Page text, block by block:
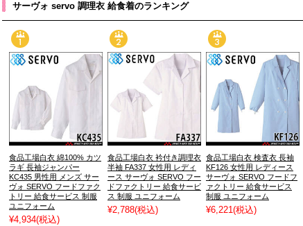
サーヴォ servo 調理衣 給食着のランキング
食品工場白衣 綿100% カツ
ラギ 長袖ジャンパー
KC435 男性用 メンズ サー
ヴォ SERVO フードファク
トリー 給食サービス 制服
ユニフォーム
¥4,934(税込)
食品工場白衣 衿付き調理衣
半袖 FA337 女性用 レディ
ース サーヴォ SERVO フー
ドファクトリー 給食サービ
ス 制服 ユニフォーム
¥2,788(税込)
食品工場白衣 検査衣 長袖
KF126 女性用 レディース
サーヴォ SERVO フードフ
ァクトリー 給食サービス
制服 ユニフォーム
¥6,221(税込)